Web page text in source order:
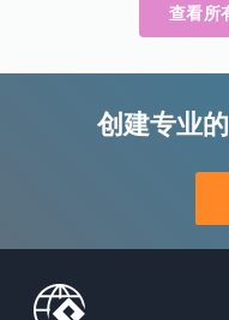
查看所
创建专业